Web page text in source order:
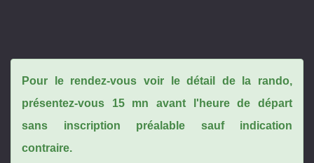
Pour le rendez-vous voir le détail de la rando,
présentez-vous 15 mn avant l'heure de départ
sans inscription préalable sauf indication
contraire.